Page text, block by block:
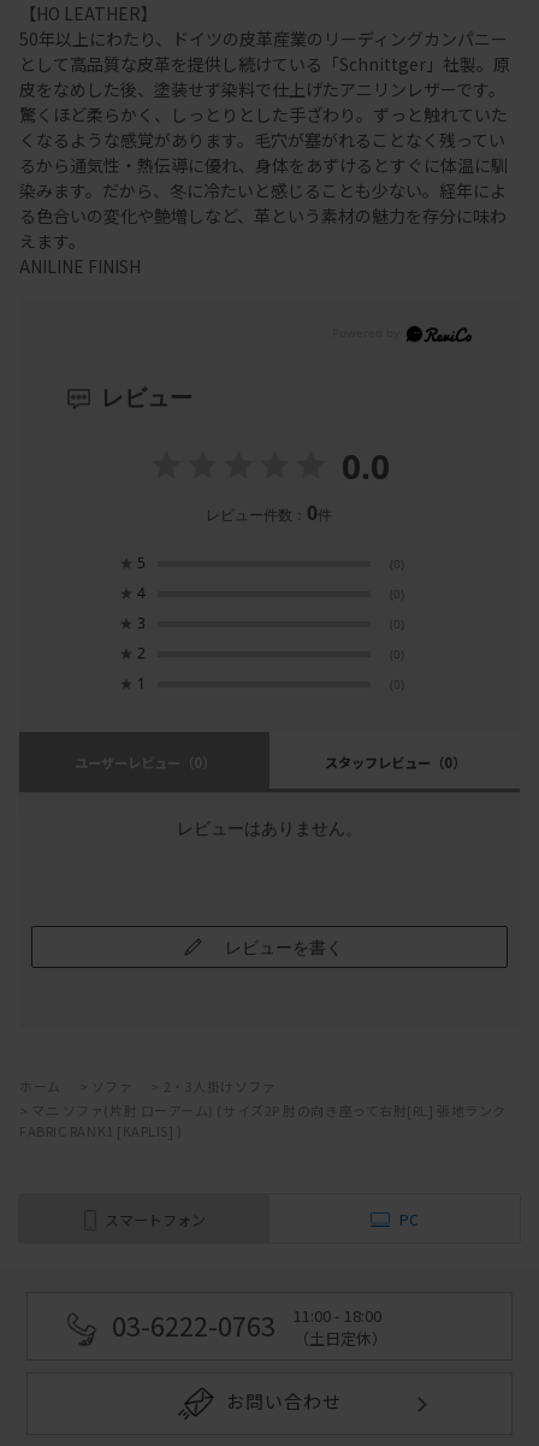
【HO LEATHER】
50年以上にわたり、ドイツの皮革産業のリーディングカンパニー
として高品質な皮革を提供し続けている「Schnittger」社製。原
皮をなめした後、塗装せず染料で仕上げたアニリンレザーです。
驚くほど柔らかく、しっとりとした手ざわり。ずっと触れていた
くなるような感覚があります。毛穴が塞がれることなく残ってい
るから通気性・熱伝導に優れ、身体をあずけるとすぐに体温に馴
染みます。だから、冬に冷たいと感じることも少ない。経年によ
る色合いの変化や艶増しなど、革という素材の魅力を存分に味わ
えます。
ANILINE FINISH
レビュー
0.0
レビュー件数： 0件
★ 5 (0)
★ 4 (0)
★ 3 (0)
★ 2 (0)
★ 1 (0)
ユーザーレビュー （0） スタッフレビュー （0）
レビューはありません。
レビューを書く
ホーム ソファ
2・3人掛けソファ
マニ ソファ(片肘 ローアーム) (サイズ2P 肘の向き座って右肘[RL] 張地ランク
FABRIC RANK1 [KAPLIS] )
スマートフォン PC
03-6222-0763
11:00 - 18:00
（土日定休）
お問い合わせ